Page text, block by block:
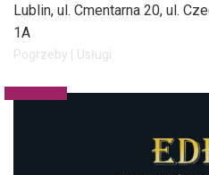
Lublin, ul. Cmentarna 20, ul.
1A
Pogrzeby Usługi